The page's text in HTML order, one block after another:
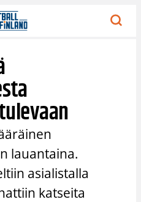
lauantaina.
asialistalla
katseita